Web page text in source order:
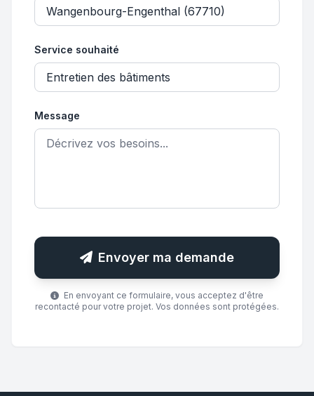
Service souhaité
Message
Envoyer ma demande
En envoyant ce formulaire, vous acceptez d'être
recontacté pour votre projet. Vos données sont protégées.